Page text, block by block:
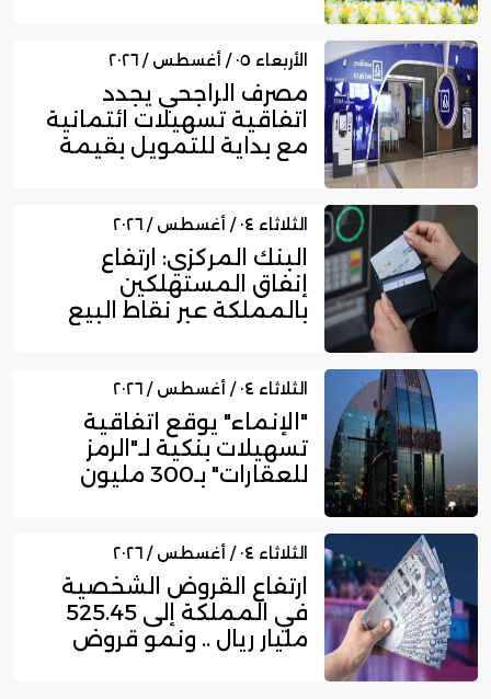
الأربعاء ٠٥ / أغسطس / ٢٠٢٦
مصرف الراجحي يجدد
اتفاقية تسهيلات ائتمانية
مع بداية للتمويل بقيمة
الثلاثاء ٠٤ / أغسطس / ٢٠٢٦
البنك المركزي: ارتفاع
إنفاق المستهلكين
بالمملكة عبر نقاط البيع
الثلاثاء ٠٤ / أغسطس / ٢٠٢٦
"الإنماء" يوقع اتفاقية
تسهيلات بنكية لـ"الرمز
للعقارات" بـ300 مليون
الثلاثاء ٠٤ / أغسطس / ٢٠٢٦
ارتفاع القروض الشخصية
في المملكة إلى 525.45
مليار ريال .. ونمو قروض